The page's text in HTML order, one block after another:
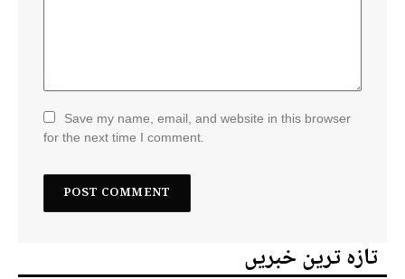
Save my name, email, and website in this browser
for the next time I comment.
تازہ ترین خبریں